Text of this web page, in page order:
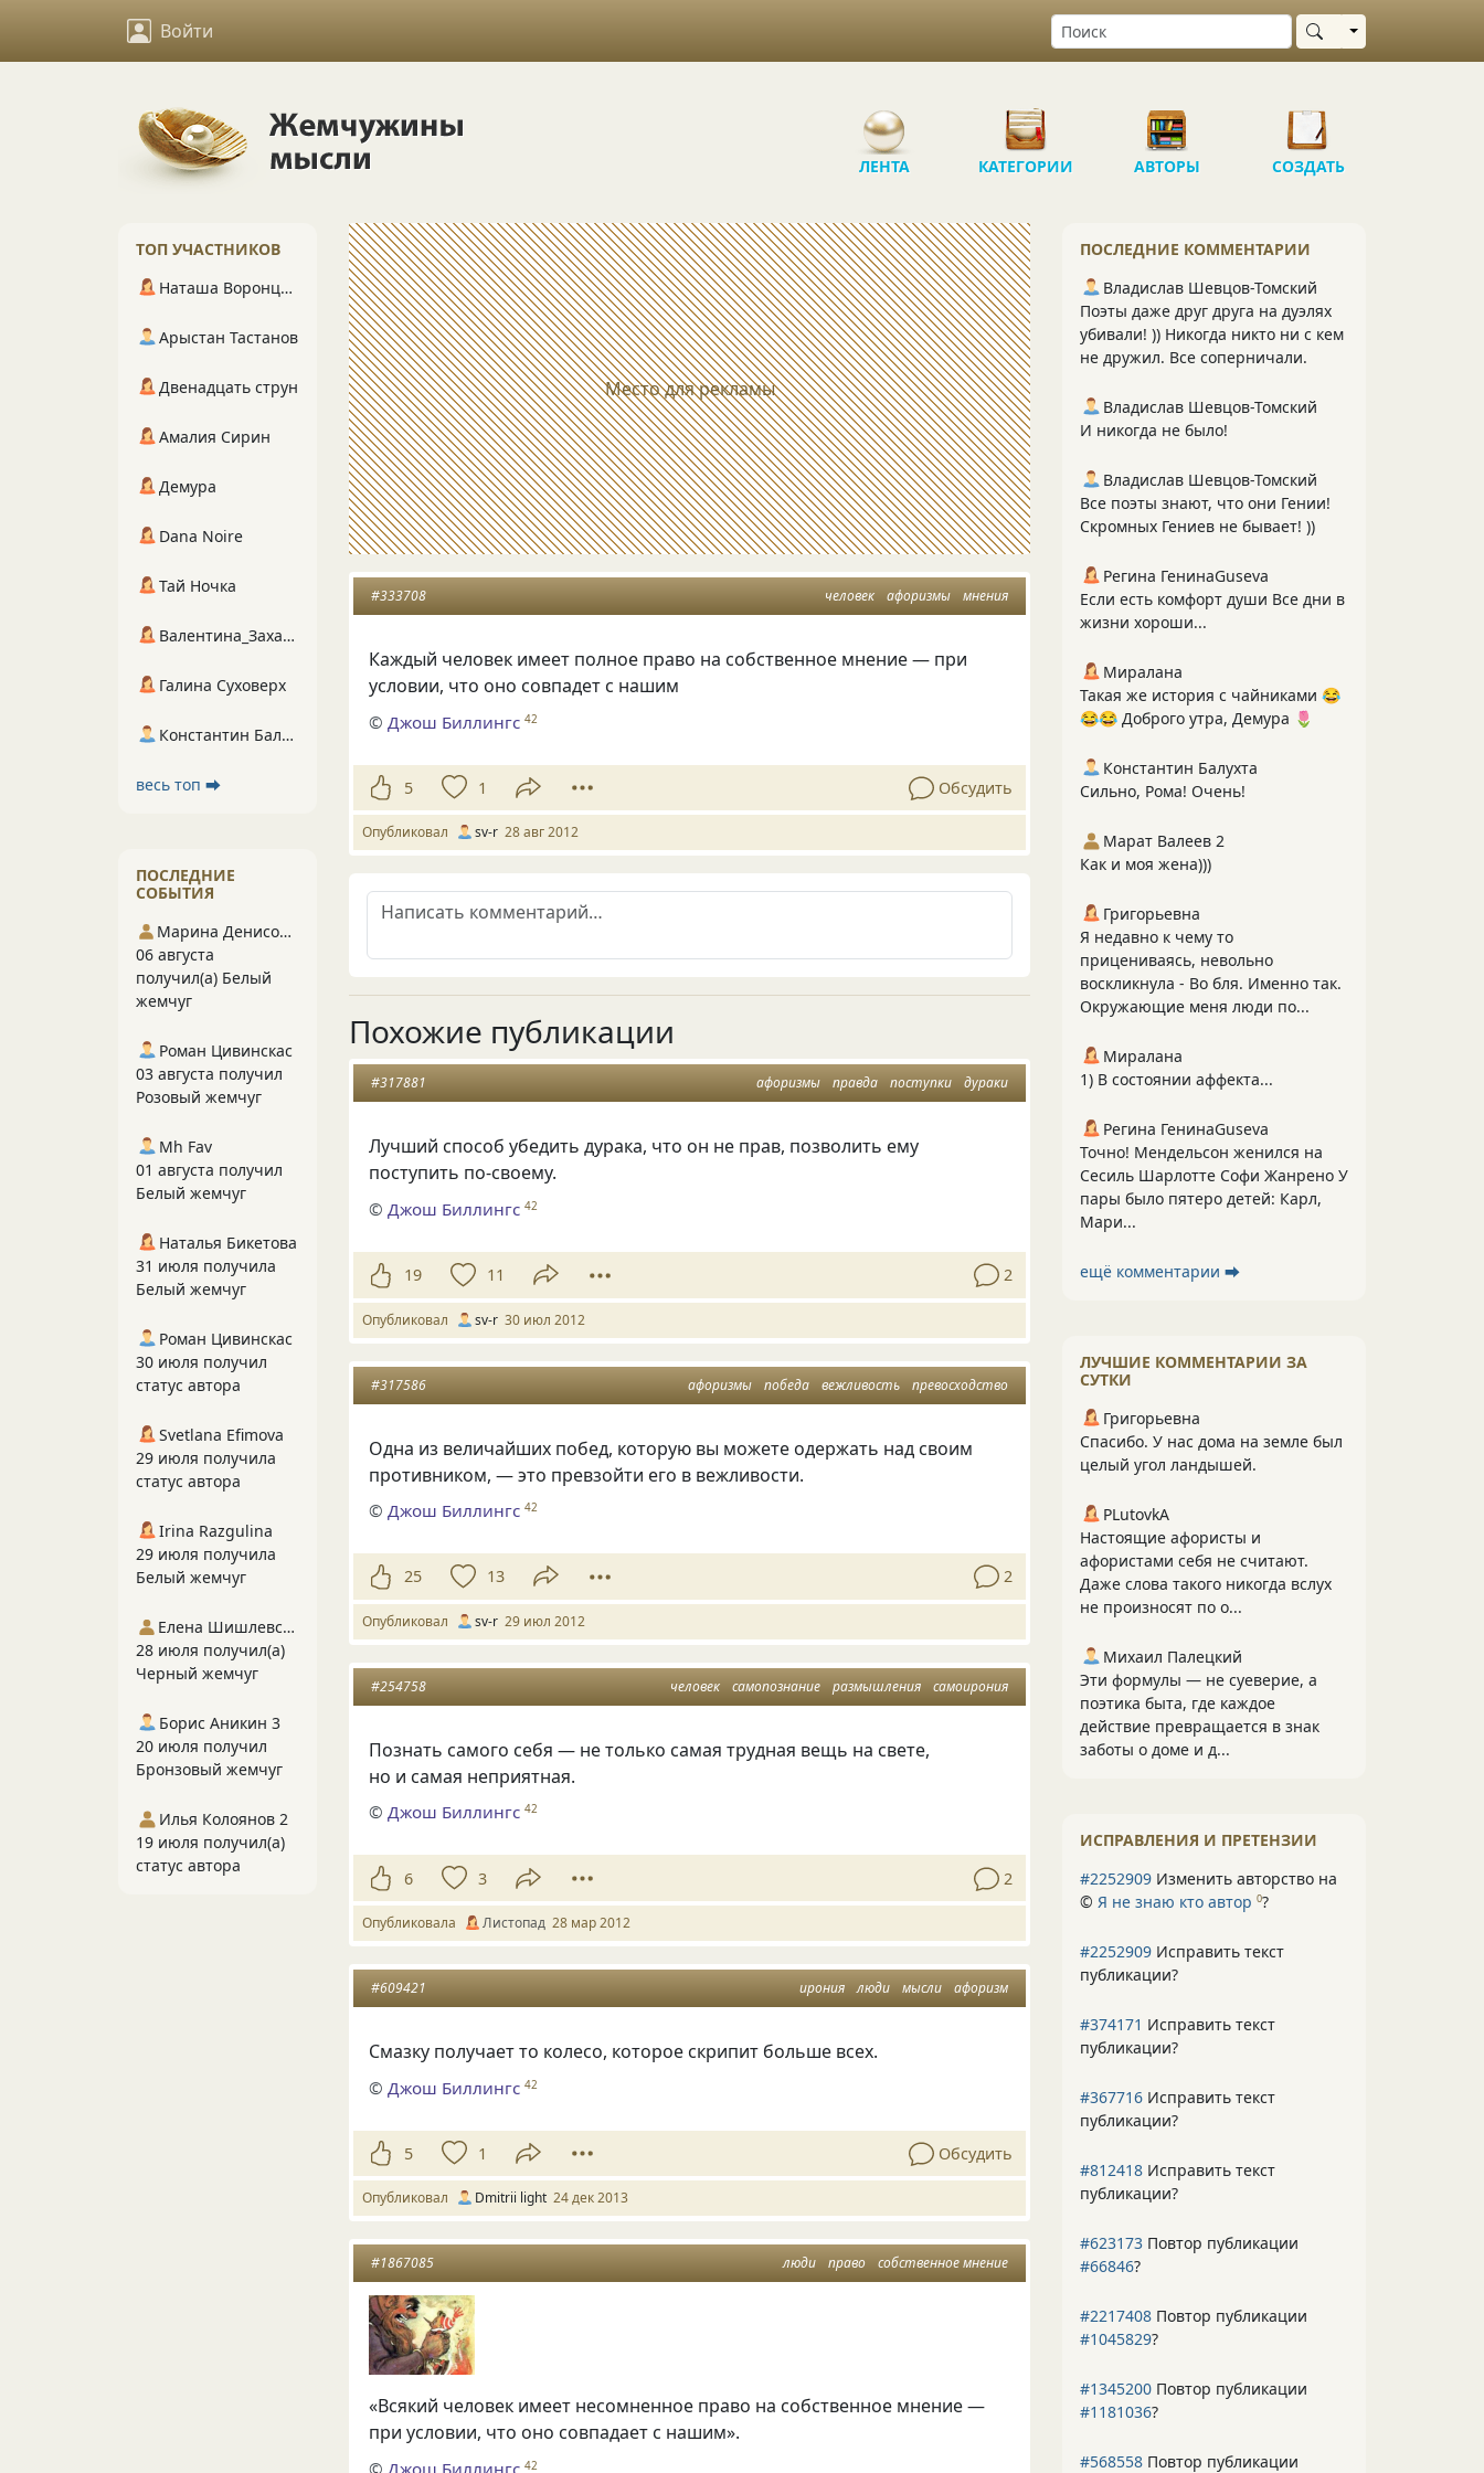
Войти Выбрать область
ЛЕНТА КАТЕГОРИИ АВТОРЫ СОЗДАТЬ
Место для рекламы
человек афоризмы мнения
#333708
Каждый человек имеет полное право на собственное мнение — при
условии, что оно совпадет с нашим
© Джош Биллингс 42
5 1 Обсудить
Опубликовал sv-r 28 авг 2012
Похожие публикации
афоризмы правда поступки дураки
#317881
Лучший способ убедить дурака, что он не прав, позволить ему
поступить по-своему.
© Джош Биллингс 42
19 11 2
Опубликовал sv-r 30 июл 2012
афоризмы победа вежливость превосходство
#317586
Одна из величайших побед, которую вы можете одержать над своим
противником, — это превзойти его в вежливости.
©Джош Биллингс 42
25 13 2
Опубликовал sv-r 29 июл 2012
человек самопознание размышления самоирония
#254758
Познать самого себя — не только самая трудная вещь на свете,
но и самая неприятная.
©Джош Биллингс 42
6 3 2
Опубликовала Листопад 28 мар 2012
ирония люди мысли афоризм
#609421
Смазку получает то колесо, которое скрипит больше всех.
© Джош Биллингс 42
5 1 Обсудить
Опубликовал Dmitrii light 24 дек 2013
люди право собственное мнение
#1867085
«Всякий человек имеет несомненное право на собственное мнение —
при условии, что оно совпадает с нашим».
© Джош Биллингс 42
ПОСЛЕДНИЕ КОММЕНТАРИИ
Владислав Шевцов-Томский
Поэты даже друг друга на дуэлях
убивали! )) Никогда никто ни с кем
не дружил. Все соперничали.
Владислав Шевцов-Томский
И никогда не было!
Владислав Шевцов-Томский
Все поэты знают, что они Гении!
Скромных Гениев не бывает! ))
Регина ГенинаGuseva
Если есть комфорт души Все дни в
жизни хороши...
Миралана
Такая же история с чайниками 😂
😂😂 Доброго утра, Демура 🌷
Константин Балухта
Сильно, Рома! Очень!
Марат Валеев 2
Как и моя жена)))
Григорьевна
Я недавно к чему то
прицениваясь, невольно
воскликнула - Во бля. Именно так.
Окружающие меня люди по...
Миралана
1) В состоянии аффекта...
Регина ГенинаGuseva
Точно! Мендельсон женился на
Сесиль Шарлотте Софи Жанрено У
пары было пятеро детей: Карл,
Мари...
ещё комментарии ⮕
ЛУЧШИЕ КОММЕНТАРИИ ЗА
СУТКИ
Григорьевна
Спасибо. У нас дома на земле был
целый угол ландышей.
PLutоvkА
Настоящие афористы и
афористами себя не считают.
Даже слова такого никогда вслух
не произносят по о...
Михаил Палецкий
Эти формулы — не суеверие, а
поэтика быта, где каждое
действие превращается в знак
заботы о доме и д...
ИСПРАВЛЕНИЯ И ПРЕТЕНЗИИ
#2252909 Изменить авторство на
© Я не знаю кто автор 0?
#2252909 Исправить текст
публикации?
#374171 Исправить текст
публикации?
#367716 Исправить текст
публикации?
#812418 Исправить текст
публикации?
#623173 Повтор публикации
#66846?
#2217408 Повтор публикации
#1045829?
#1345200 Повтор публикации
#1181036?
#568558 Повтор публикации
ТОП УЧАСТНИКОВ
Наташа Воронцова
Арыстан Тастанов
Двенадцать струн
Амалия Сирин
Демура
Dana Noire
Тай Ночка
Валентина_Захарова
Галина Суховерх
Константин Балухта
весь топ ⮕
ПОСЛЕДНИЕ
СОБЫТИЯ
Марина Денисова 5
06 августа
получил(а) Белый
жемчуг
Роман Цивинскас
03 августа получил
Розовый жемчуг
Mh Fav
01 августа получил
Белый жемчуг
Наталья Бикетова
31 июля получила
Белый жемчуг
Роман Цивинскас
30 июля получил
статус автора
Svetlana Efimova
29 июля получила
статус автора
Irina Razgulina
29 июля получила
Белый жемчуг
Елена Шишлевская
28 июля получил(а)
Черный жемчуг
Борис Аникин 3
20 июля получил
Бронзовый жемчуг
Илья Колоянов 2
19 июля получил(а)
статус автора